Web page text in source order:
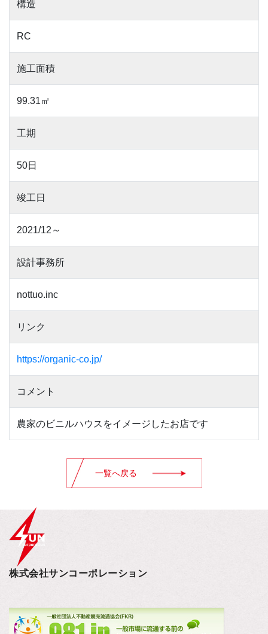
構造
RC
施工面積
99.31㎡
工期
50日
竣工日
2021/12～
設計事務所
nottuo.inc
リンク
https://organic-co.jp/
コメント
農家のビニルハウスをイメージしたお店です
一覧へ戻る
株式会社サンコーポレーション